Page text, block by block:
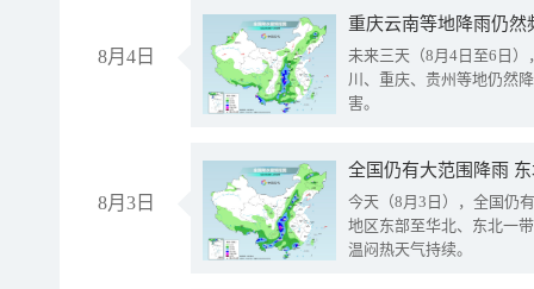
8月4日
重庆云南等地降雨仍然
未来三天（8月4日至6日
川、重庆、贵州等地仍然
害。
8月3日
全国仍有大范围降雨
今天（8月3日），全国仍
地区东部至华北、东北一
温闷热天气持续。